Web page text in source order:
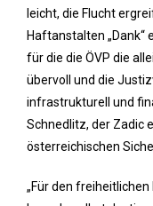
leicht, die Flucht
Haftanstalten
für die die ÖVP die
übervoll und die
infrastrukturell und
Schnedlitz, der Zadic
österreichischen
„Für den